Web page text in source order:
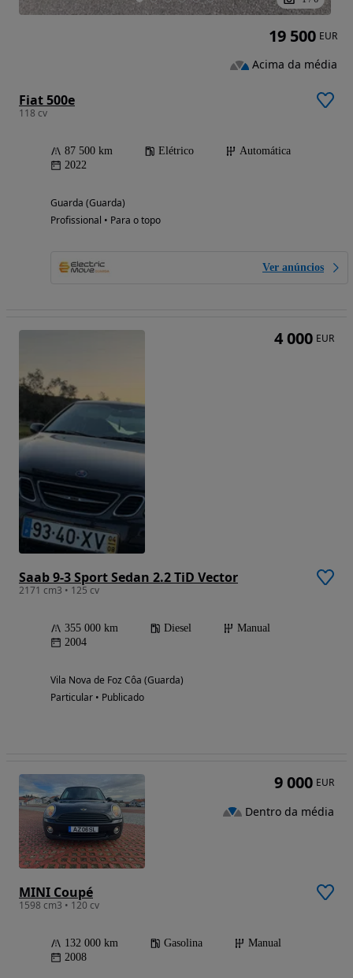
Fiat 500e
118 cv
87 500 km Elétrico
Automática
2022
Guarda (Guarda)
Profissional • Para o topo
Ver anúncios
19 500 EUR
Acima da média
Saab 9-3 Sport Sedan 2.2 TiD Vector
2171 cm3 • 125 cv
355 000 km Diesel
Manual
2004
Vila Nova de Foz Côa (Guarda)
Particular • Publicado
4 000 EUR
MINI Coupé
1598 cm3 • 120 cv
132 000 km Gasolina
Manual
2008
9 000 EUR
Dentro da média